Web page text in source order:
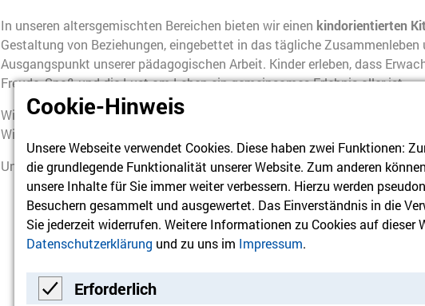
In unseren altersgemischten Bereichen bieten wir einen kindorientierten
Gestaltung von Beziehungen, eingebettet in das tägliche
Ausgangspunkt unserer pädagogischen Arbeit. Kinder erleben, dass
Freude, Spaß und die Lust am Leben ein gemeinsames Erlebnis aller ist.
Wir sehen dieKinder als Gestalter*innen ihrer eigenen Entwicklung
Wir achten ihre Unterschiedlichkeit und familiäre Prägung.
Unsere pädagogische Grundhaltung ist geprägt von einer kindorientierten
vom Erleben der Kinder ausgeht,
sich an den Entwicklungsbedürfnissen der Kinder ausrichtet,
Kindern die Erfahrung gibt, dass ihre Grenzen respektiert werden sowie
Individualität und Unterschiedlichkeit wertschätzt.
Cookie-Hinweis
Unsere Webseite verwendet Cookies. Diese haben zwei Funktionen:
die grundlegende Funktionalität unserer Website. Zum anderen
unsere Inhalte für Sie immer weiter verbessern. Hierzu werden
Besuchern gesammelt und ausgewertet. Das Einverständnis in die
Sie jederzeit widerrufen. Weitere Informationen zu Cookies auf dieser
Datenschutzerklärung und zu uns im Impressum.
Erforderlich